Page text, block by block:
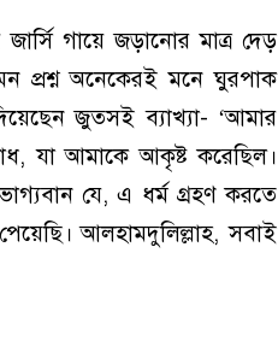
গায়ে জড়ানোর মাত্র দেড়
প্রশ্ন অনেকেরই মনে ঘুরপাক
জুতসই ব্যাখ্যা- ‘আমার
যা আ‌মা‌কে আকৃষ্ট ক‌রে‌ছিল।
যে, এ ধর্ম গ্রহণ করতে
আলহামদু‌লিল্লাহ, সবাই